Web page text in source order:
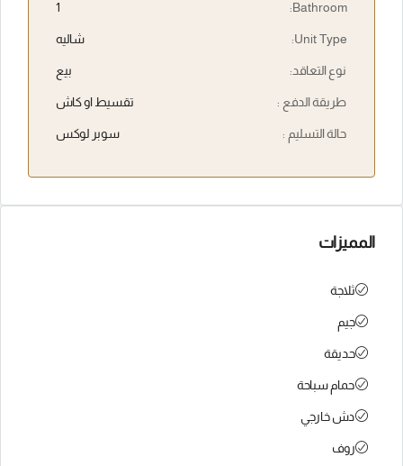
Bathroom:
1
Unit Type: شاليه
نوع التعاقد: بيع
طريقة الدفع : تقسيط او كاش
حالة التسليم : سوبر لوكس
المميزات
ثلاجة
جيم
حديقة
حمام سباحة
دش خارجي
روف